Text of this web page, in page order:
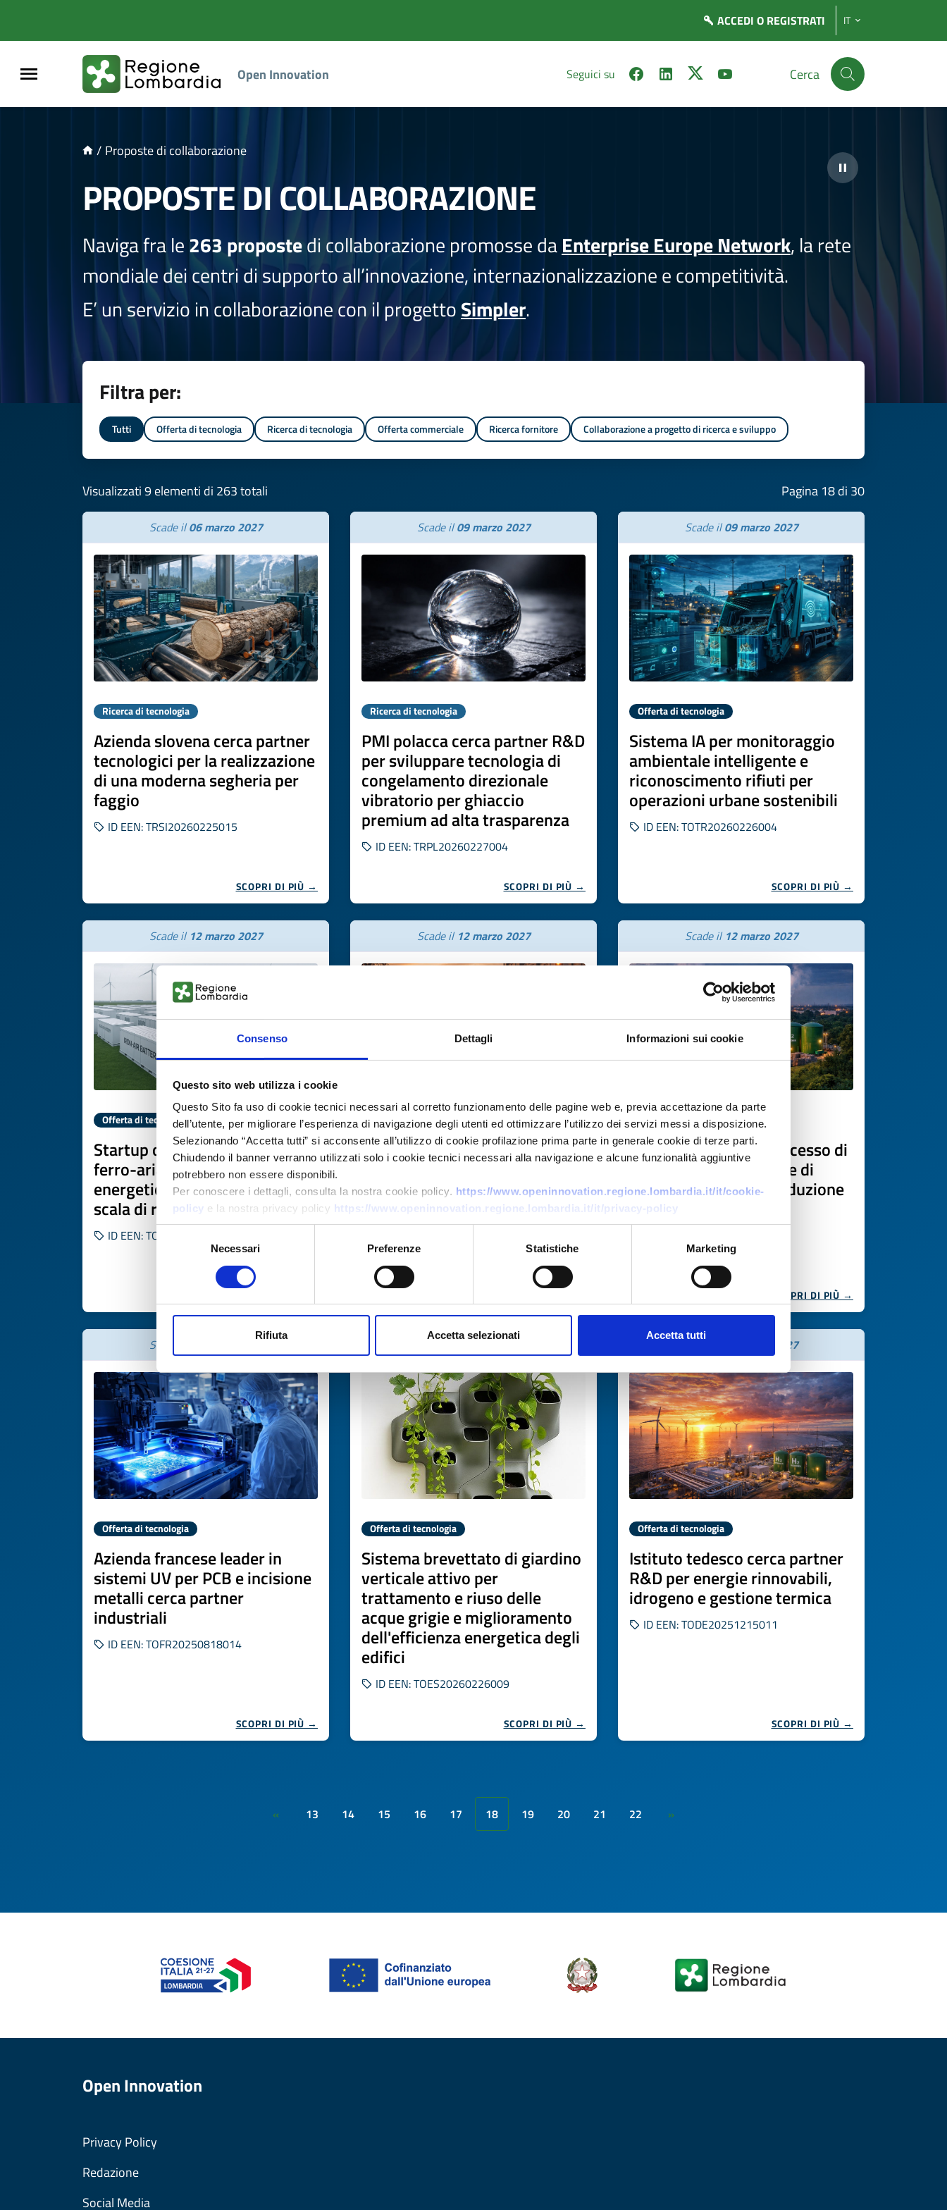
Consenso Dettagli Informazioni sui cookie
Questo sito web utilizza i cookie
Questo Sito fa uso di cookie tecnici necessari al corretto funzionamento delle pagine web e, previa accettazione da parte
dell’utente, per migliorare l’esperienza di navigazione degli utenti ed ottimizzare l’utilizzo dei servizi messi a disposizione.
Selezionando “Accetta tutti” si acconsente all’utilizzo di cookie profilazione prima parte in generale cookie di terze parti.
Chiudendo il banner verranno utilizzati solo i cookie tecnici necessari alla navigazione e alcune funzionalità aggiuntive
potrebbero non essere disponibili.
Per conoscere i dettagli, consulta la nostra cookie policy. https://www.openinnovation.regione.lombardia.it/it/cookie-
policy e la nostra privacy policy https://www.openinnovation.regione.lombardia.it/it/privacy-policy
Selezione
Necessari Preferenze Statistiche Marketing
Rifiuta Accetta selezionati Accetta tutti
ACCEDI O REGISTRATI IT
Open Innovation Seguici su Cerca
/ Proposte di collaborazione
PROPOSTE DI COLLABORAZIONE
Naviga fra le263 propostedi collaborazione promosse daEnterprise Europe Network, la rete
mondiale dei centri di supporto all’innovazione, internazionalizzazione e competitività.
E’ un servizio in collaborazione con il progettoSimpler.
Filtra per:
Tutti Offerta di tecnologia Ricerca di tecnologia Offerta commerciale Ricerca fornitore Collaborazione a progetto di ricerca e sviluppo
Visualizzati 9 elementi di 263 totali Pagina 18 di 30
Scade il06 marzo 2027
Ricerca di tecnologia
Azienda slovena cerca partner
tecnologici per la realizzazione
di una moderna segheria per
faggio
ID EEN: TRSI20260225015
SCOPRI DI PIÙ →
Scade il09 marzo 2027
Ricerca di tecnologia
PMI polacca cerca partner R&D
per sviluppare tecnologia di
congelamento direzionale
vibratorio per ghiaccio
premium ad alta trasparenza
ID EEN: TRPL20260227004
SCOPRI DI PIÙ →
Scade il09 marzo 2027
Offerta di tecnologia
Sistema IA per monitoraggio
ambientale intelligente e
riconoscimento rifiuti per
operazioni urbane sostenibili
ID EEN: TOTR20260226004
SCOPRI DI PIÙ →
Scade il 12 marzo 2027
Offerta di tecnologia
Startup olandese offre batterie
ferro-aria per stoccaggio
energetico di lunga durata a
scala di rete
ID EEN: TONL20260203010
Scade il 12 marzo 2027
Offerta di tecnologia
Azienda deep-tech greca
sviluppatrice di soluzioni per
mobilità autonoma e edge-AI
cerca partner per deployment
e cooperazione R&D
ID EEN: TOGR20260302013
Scade il 12 marzo 2027
Offerta di tecnologia
PMI francese offre processo di
gassificazione a vapore di
rifiuti organici per produzione
H2
SCOPRI DI PIÙ →
Scade il 13 marzo 2027
Offerta di tecnologia
Azienda francese leader in
sistemi UV per PCB e incisione
metalli cerca partner
industriali
ID EEN: TOFR20250818014
SCOPRI DI PIÙ →
Scade il13 marzo 2027
Offerta di tecnologia
Sistema brevettato di giardino
verticale attivo per
trattamento e riuso delle
acque grigie e miglioramento
dell'efficienza energetica degli
edifici
ID EEN: TOES20260226009
SCOPRI DI PIÙ →
Scade il 13 marzo 2027
Offerta di tecnologia
Istituto tedesco cerca partner
R&D per energie rinnovabili,
idrogeno e gestione termica
ID EEN: TODE20251215011
SCOPRI DI PIÙ →
« 13 14 15 16 17 18 19 20 21 22 »
Open Innovation
Privacy Policy
Redazione
Social Media